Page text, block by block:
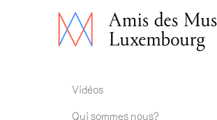
Association ADM
Vidéos
Qui sommes nous?